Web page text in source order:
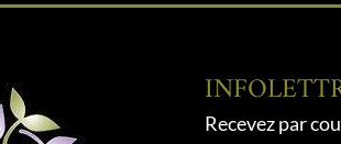
Recevez par